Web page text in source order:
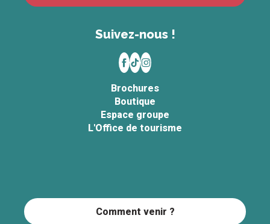
Suivez-nous !
Brochures
Boutique
Espace groupe
L'Office de tourisme
Comment venir ?